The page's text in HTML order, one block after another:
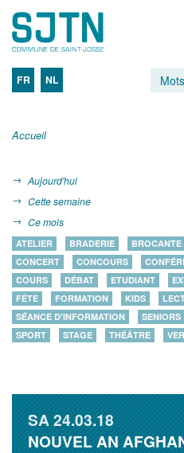
FR NL
Accueil
Aujourd'hui
Cette semaine
Ce mois
ATELIER BRADERIE BROCANTE
CONCERT
CONCOURS
COURS
DÉBAT ETUDIANT
FÊTE
FORMATION KIDS
SÉANCE D'INFORMATION
SENIORS
SPORT
STAGE THÉÂTRE
SA24.03.18
NOUVEL AN